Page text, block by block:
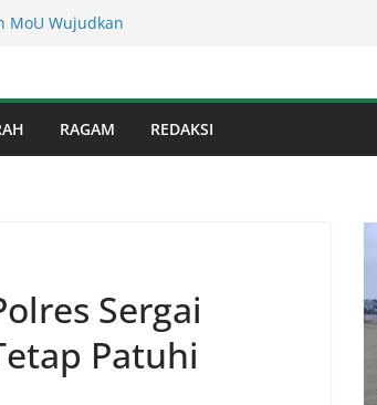
Paling Buruk, Plh
RAGAM REDAKSI
Sergai
Patuhi